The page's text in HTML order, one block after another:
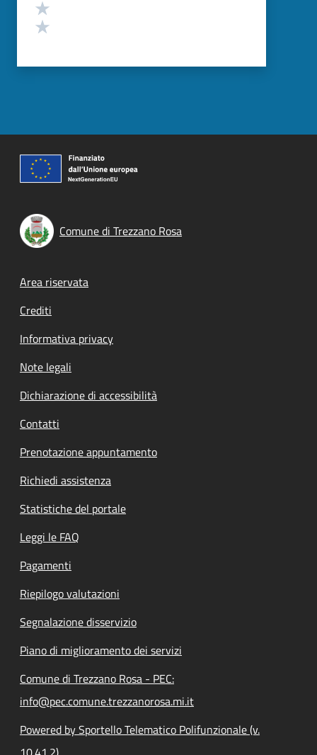
Comune di Trezzano Rosa
Footer menu
Area riservata
Crediti
Informativa privacy
Note legali
Dichiarazione di accessibilità
Contatti
Prenotazione appuntamento
Richiedi assistenza
Statistiche del portale
Leggi le FAQ
Pagamenti
Riepilogo valutazioni
Segnalazione disservizio
Piano di miglioramento dei servizi
Comune di Trezzano Rosa - PEC:
info@pec.comune.trezzanorosa.mi.it
Powered by Sportello Telematico Polifunzionale (v.